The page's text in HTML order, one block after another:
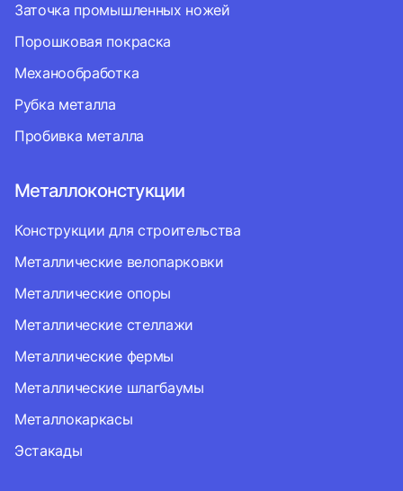
Заточка промышленных ножей
Порошковая покраска
Механообработка
Рубка металла
Пробивка металла
Металлоконстукции
Конструкции для строительства
Металлические велопарковки
Металлические опоры
Металлические стеллажи
Металлические фермы
Металлические шлагбаумы
Металлокаркасы
Эстакады